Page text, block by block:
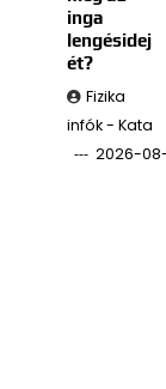
inga
lengésidej
ét?
Fizika
infók - Kata
2026-